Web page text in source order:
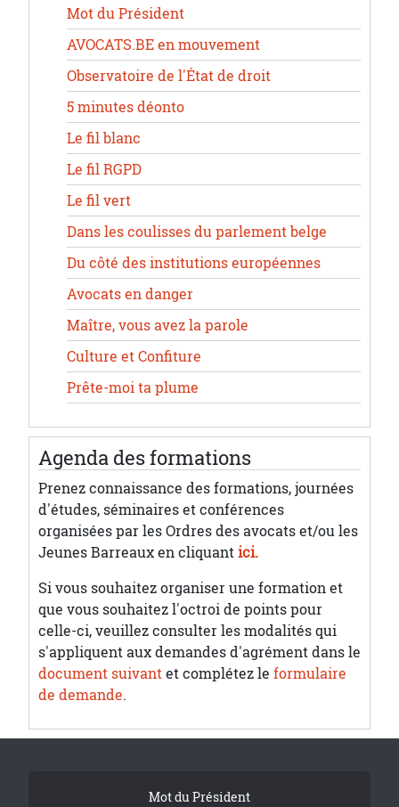
Mot du Président
AVOCATS.BE en mouvement
Observatoire de l'État de droit
5 minutes déonto
Le fil blanc
Le fil RGPD
Le fil vert
Dans les coulisses du parlement belge
Du côté des institutions européennes
Avocats en danger
Maître, vous avez la parole
Culture et Confiture
Prête-moi ta plume
Agenda des formations
Prenez connaissance des formations, journées
d'études, séminaires et conférences
organisées par les Ordres des avocats et/ou les
Jeunes Barreaux en cliquantici.
Si vous souhaitez organiser une formation et
que vous souhaitez l'octroi de points pour
celle-ci, veuillez consulter les modalités qui
s'appliquent aux demandes d'agrément dans le
document suivantet complétez le formulaire
de demande.
Tribune FooterMot du Président